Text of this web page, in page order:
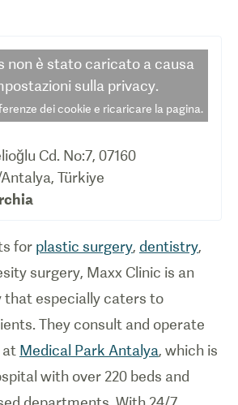
non è stato caricato a causa
sulla privacy.
dei cookie e ricaricare la pagina.
Cd. No:7, 07160
Türkiye
for plastic surgery, dentistry,
surgery, Maxx Clinic is an
that especially caters to
They consult and operate
at Medical Park Antalya, which is
with over 220 beds and